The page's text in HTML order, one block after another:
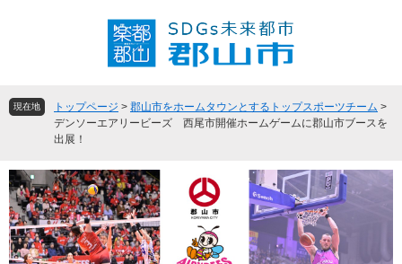
頭
飛
本
文
へ
現在地 トップページ > 郡山市をホームタウンとするトップスポーツチーム >
デンソーエアリービーズ 西尾市開催ホームゲームに郡山市ブースを
出展！